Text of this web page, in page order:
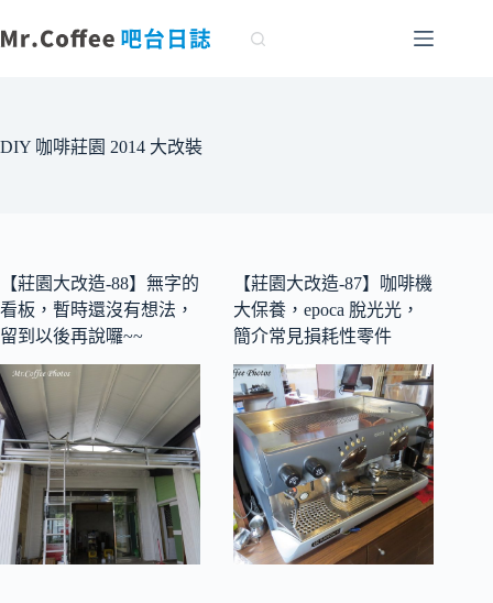
至
容
DIY 咖啡莊園 2014 大改裝
【莊園大改造-88】無字的
看板，暫時還沒有想法，
留到以後再說囉~~
【莊園大改造-87】咖啡機
大保養，epoca 脫光光，
簡介常見損耗性零件